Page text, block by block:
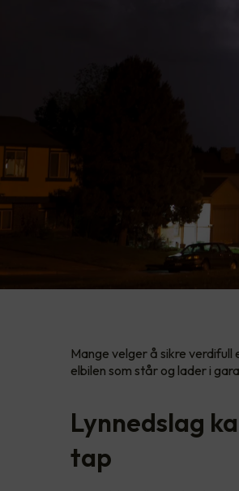
Mange velger å sikre
elbilen som står og lader i
Lynnedslag
tap